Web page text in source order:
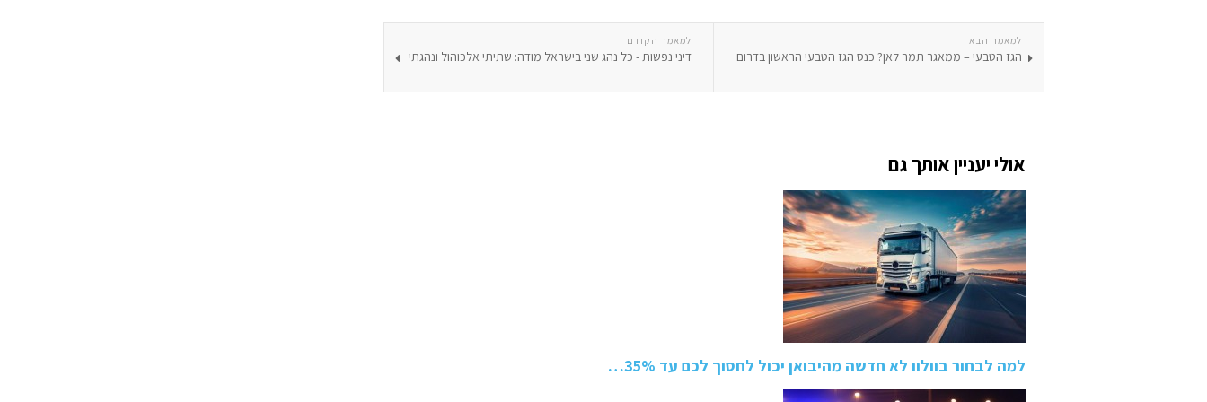
למאמר הקודם
דיני נפשות - כל נהג שני בישראל מודה: שתיתי אלכוהול ונהגתי
למאמר הבא
הגז הטבעי – ממאגר תמר לאן? כנס הגז הטבעי הראשון בדרום
אולי יעניין אותך גם
למה לבחור בוולוו לא חדשה מהיבואן יכול לחסוך לכם עד 35%…